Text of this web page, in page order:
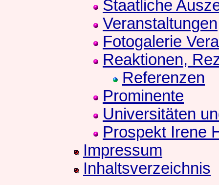
Staatliche
Veranstaltungen
Fotogalerie
Reaktionen,
Referenzen
Prominente
Universitäten
Prospekt Irene
Impressum
Inhaltsverzeichnis